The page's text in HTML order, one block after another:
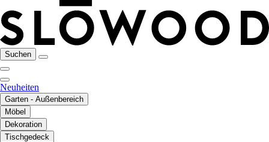
Suchen
Neuheiten
Garten - Außenbereich
Möbel
Dekoration
Tischgedeck